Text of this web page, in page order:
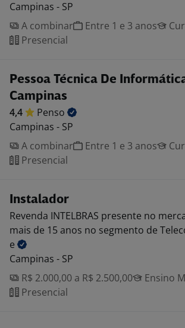
Campinas - SP
A combinar
Entre 1 e 3 anos
Presencial
Pessoa Técnica De
Campinas
4,4
Penso
Campinas - SP
A combinar
Entre 1 e 3 anos
Presencial
Instalador
Revenda INTELBRAS presente no
mais de 15 anos no segmento de
e
Campinas - SP
R$ 2.000,00 a R$ 2.500,00
Ensino
Presencial